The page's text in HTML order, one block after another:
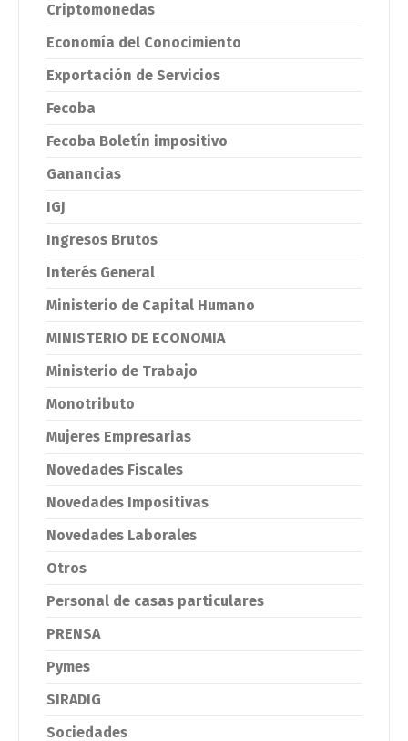
Criptomonedas
Economía del Conocimiento
Exportación de Servicios
Fecoba
Fecoba Boletín impositivo
Ganancias
IGJ
Ingresos Brutos
Interés General
Ministerio de Capital Humano
MINISTERIO DE ECONOMIA
Ministerio de Trabajo
Monotributo
Mujeres Empresarias
Novedades Fiscales
Novedades Impositivas
Novedades Laborales
Otros
Personal de casas particulares
PRENSA
Pymes
SIRADIG
Sociedades